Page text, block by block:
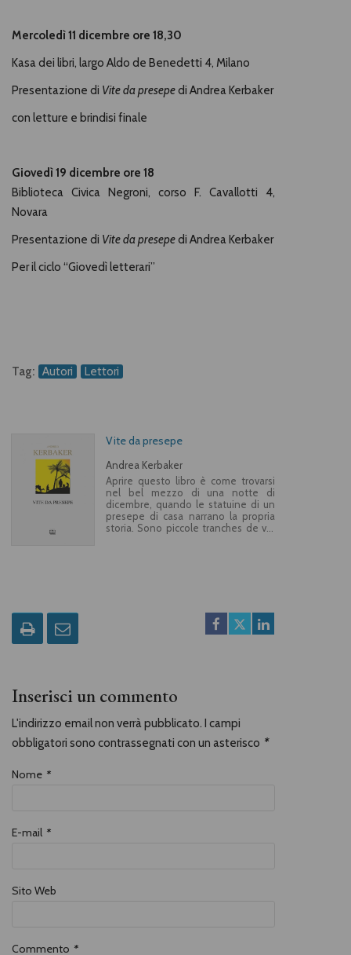
Mercoledì 11 dicembre ore 18,30
Kasa dei libri, largo Aldo de Benedetti 4, Milano
Presentazione di Vite da presepedi Andrea Kerbaker
con letture e brindisi finale
Giovedì 19 dicembre ore 18
Biblioteca Civica Negroni, corso F. Cavallotti 4,
Novara
Presentazione di Vite da presepedi Andrea Kerbaker
Per il ciclo “Giovedì letterari”
Tag: Autori Lettori
Vite da presepe
Andrea Kerbaker
Aprire questo libro è come trovarsi
nel bel mezzo di una notte di
dicembre, quando le statuine di un
presepe di casa narrano la propria
storia. Sono piccole tranches de vie
ladro destinato a incontrare Gesù, la
statuina del panettiere con troppo
fiuto per gli affari, le lavandaie con le
dolce, antico e sempre nuovo, del
Natale, con molti spunti di attualità.
Inserisci un commento
L'indirizzo email non verrà pubblicato. I campi
obbligatori sono contrassegnati con un asterisco *
Nome *
E-mail *
Sito Web
Commento *